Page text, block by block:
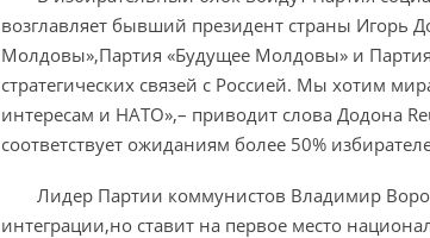
возглавляет бывший президент страны Игорь
Молдовы»,Партия «Будущее Молдовы» и
стратегических связей с Россией. Мы хотим
интересам и НАТО»,– приводит слова Додона
соответствует ожиданиям более 50%
Лидер Партии коммунистов Владимир
интеграции,но ставит на первое место